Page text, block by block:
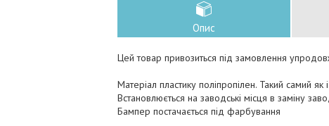
Опис
Цей товар привозиться під замовлення
Матеріал пластику поліпропілен. Такий самий як
Встановлюється на заводські місця в заміну
Бампер постачається під фарбування